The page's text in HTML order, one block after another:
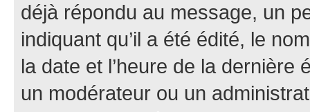
déjà répondu au message, un
indiquant qu’il a été édité, le
la date et l’heure de la dernière
un modérateur ou un